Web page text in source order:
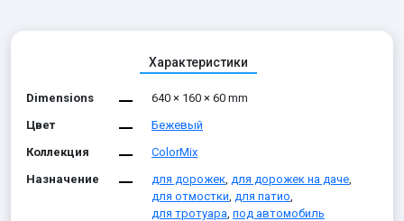
Характеристики
Dimensions
640 × 160 × 60 mm
Цвет
Бежевый
Коллекция
ColorMix
Назначение
для дорожек, для дорожек на даче,
для отмостки, для патио,
для тротуара, под автомобиль